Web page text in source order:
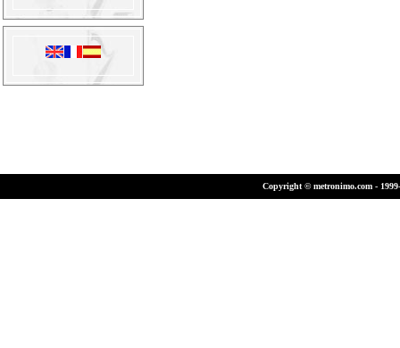
Copyright © metronimo.com -